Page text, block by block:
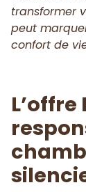
transformer
peut
confort de